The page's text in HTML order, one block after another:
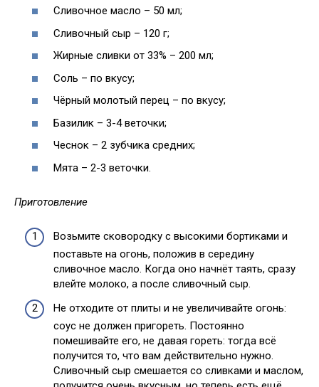
Сливочное масло – 50 мл;
Сливочный сыр – 120 г;
Жирные сливки от 33% – 200 мл;
Соль – по вкусу;
Чёрный молотый перец – по вкусу;
Базилик – 3-4 веточки;
Чеснок – 2 зубчика средних;
Мята – 2-3 веточки.
Приготовление
Возьмите сковородку с высокими бортиками и
поставьте на огонь, положив в середину
сливочное масло. Когда оно начнёт таять, сразу
влейте молоко, а после сливочный сыр.
Не отходите от плиты и не увеличивайте огонь:
соус не должен пригореть. Постоянно
помешивайте его, не давая гореть: тогда всё
получится то, что вам действительно нужно.
Сливочный сыр смешается со сливками и маслом,